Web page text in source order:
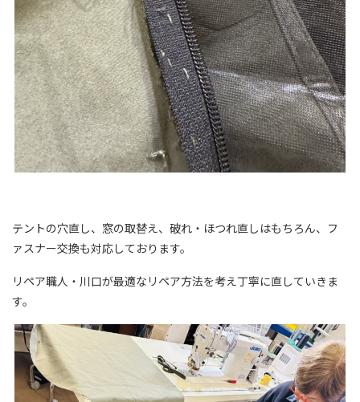
テントの穴直し、窓の取替え、破れ・ほつれ直しはもちろん、フ
ァスナー交換も対応しております。
リペア職人・川口が最適なリペア方法を考え丁寧に直していきま
す。